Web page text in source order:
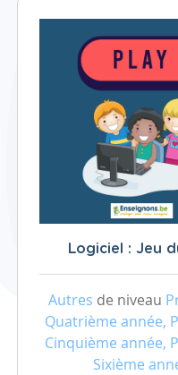
Logiciel : Jeu
Autres de niveau
Quatrième année,
Cinquième année,
Sixième